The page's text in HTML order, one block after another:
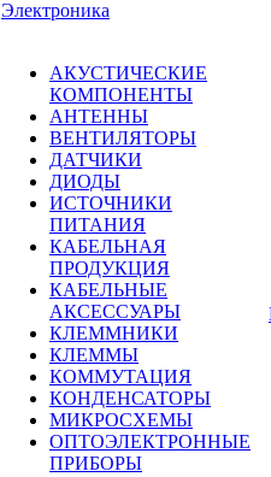
Электроника
АКУСТИЧЕСКИЕ
КОМПОНЕНТЫ
АНТЕННЫ
ВЕНТИЛЯТОРЫ
ДАТЧИКИ
ДИОДЫ
ИСТОЧНИКИ
ПИТАНИЯ
КАБЕЛЬНАЯ
ПРОДУКЦИЯ
КАБЕЛЬНЫЕ
АКСЕССУАРЫ
КЛЕММНИКИ
КЛЕММЫ
КОММУТАЦИЯ
КОНДЕНСАТОРЫ
МИКРОСХЕМЫ
ОПТОЭЛЕКТРОННЫЕ
ПРИБОРЫ